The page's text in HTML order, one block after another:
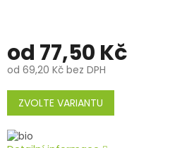
od 77,50 Kč
od 69,20 Kč bez DPH
Měrná
cena:
ZVOLTE VARIANTU